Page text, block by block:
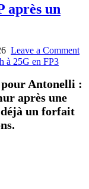
après un
Leave a Comment
à 25G en FP3
Antonelli :
après une
un forfait